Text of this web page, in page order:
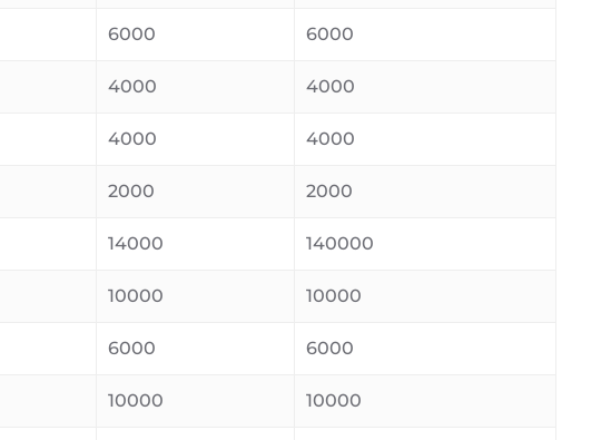
6000 6000
4000 4000
4000 4000
2000 2000
14000 140000
10000 10000
6000 6000
10000 10000